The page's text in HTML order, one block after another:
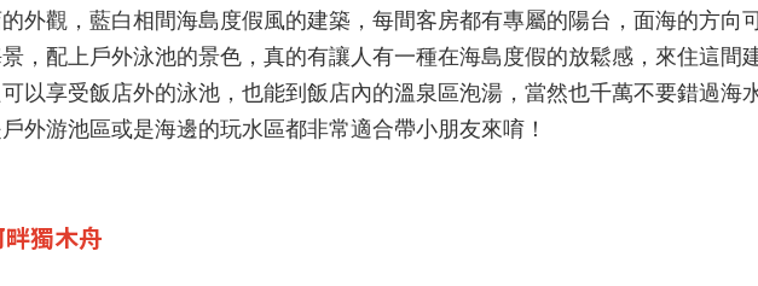
外觀，藍白相間海島度假風的建築，每間客房都有專屬的陽台，面海的方向
，配上戶外泳池的景色，真的有讓人有一種在海島度假的放鬆感，來住這間
以享受飯店外的泳池，也能到飯店內的溫泉區泡湯，當然也千萬不要錯過海
外游池區或是海邊的玩水區都非常適合帶小朋友來唷！
獨木舟